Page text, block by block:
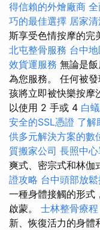
得信賴的外燴廠商
巧的最佳選擇 居家
斯享受色情按摩的完
北屯整骨服務 台中
效貨運服務 無論是
為您服務。 任何被
孩將立即被快樂按摩
以使用 2 手或 4 白
安全的SSL憑證 了解
供多元解決方案的數
質搬家公司 長照中
爽式、密宗式和林伽
證攻略 台中頭部放
一種身體接觸的形式
啟蒙。 士林整骨療程
新、恢復活力的身體